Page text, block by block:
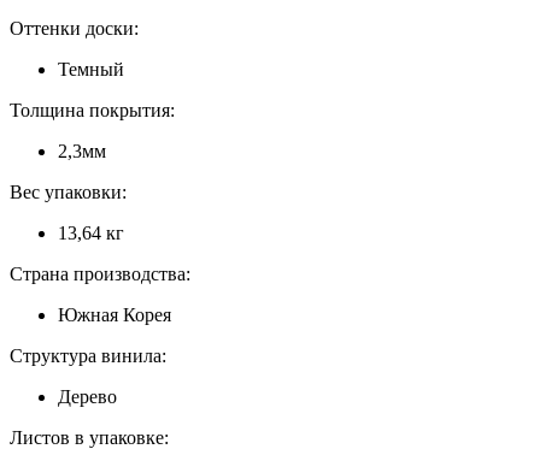
Оттенки доски:
Темный
Толщина покрытия:
2,3мм
Вес упаковки:
13,64 кг
Страна производства:
Южная Корея
Структура винила:
Дерево
Листов в упаковке: